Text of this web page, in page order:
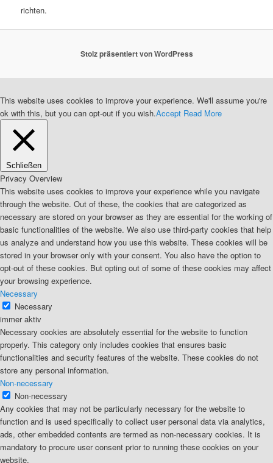
richten.
Stolz präsentiert von WordPress
This website uses cookies to improve your experience. We'll assume you're
ok with this, but you can opt-out if you wish.Accept Read More
Schließen
Privacy Overview
This website uses cookies to improve your experience while you navigate
through the website. Out of these, the cookies that are categorized as
necessary are stored on your browser as they are essential for the working of
basic functionalities of the website. We also use third-party cookies that help
us analyze and understand how you use this website. These cookies will be
stored in your browser only with your consent. You also have the option to
opt-out of these cookies. But opting out of some of these cookies may affect
your browsing experience.
Necessary
Necessary
immer aktiv
Necessary cookies are absolutely essential for the website to function
properly. This category only includes cookies that ensures basic
functionalities and security features of the website. These cookies do not
store any personal information.
Non-necessary
Non-necessary
Any cookies that may not be particularly necessary for the website to
function and is used specifically to collect user personal data via analytics,
ads, other embedded contents are termed as non-necessary cookies. It is
mandatory to procure user consent prior to running these cookies on your
website.